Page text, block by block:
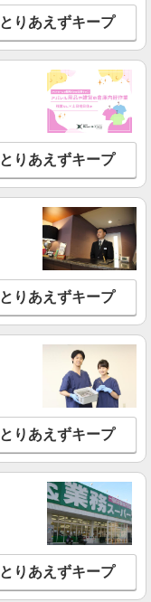
とりあえずキープ
とりあえずキープ
とりあえずキープ
とりあえずキープ
とりあえずキープ